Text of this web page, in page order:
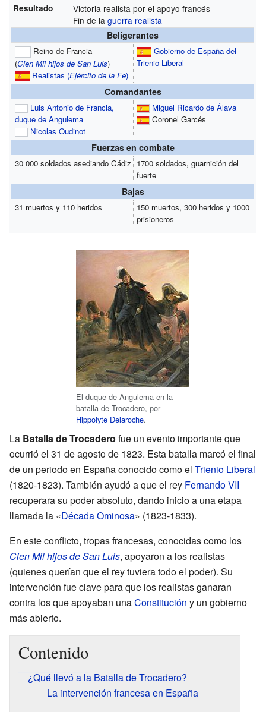
Resultado
Victoria realista por el apoyo francés
Fin de laguerra realista
Beligerantes
Reino de Francia
(Cien Mil hijos de San Luis)
Realistas (Ejército de la Fe)
Gobierno de España del
Trienio Liberal
Comandantes
Luis Antonio de Francia,
duque de Angulema
Nicolas Oudinot
Miguel Ricardo de Álava
Coronel Garcés
Fuerzas en combate
30 000 soldados asediando Cádiz 1700 soldados, guarnición del
fuerte
Bajas
31 muertos y 110 heridos
150 muertos, 300 heridos y 1000
prisioneros
El duque de Angulema en la
batalla de Trocadero, por
Hippolyte Delaroche.
La Batalla de Trocadero fue un evento importante que
ocurrió el 31 de agosto de 1823. Esta batalla marcó el final
de un periodo en España conocido como el Trienio Liberal
(1820-1823). También ayudó a que el rey Fernando VII
recuperara su poder absoluto, dando inicio a una etapa
llamada la «Década Ominosa» (1823-1833).
En este conflicto, tropas francesas, conocidas como los
Cien Mil hijos de San Luis, apoyaron a los realistas
(quienes querían que el rey tuviera todo el poder). Su
intervención fue clave para que los realistas ganaran
contra los que apoyaban unaConstitución y un gobierno
más abierto.
Contenido
¿Qué llevó a la Batalla de Trocadero?
La intervención francesa en España